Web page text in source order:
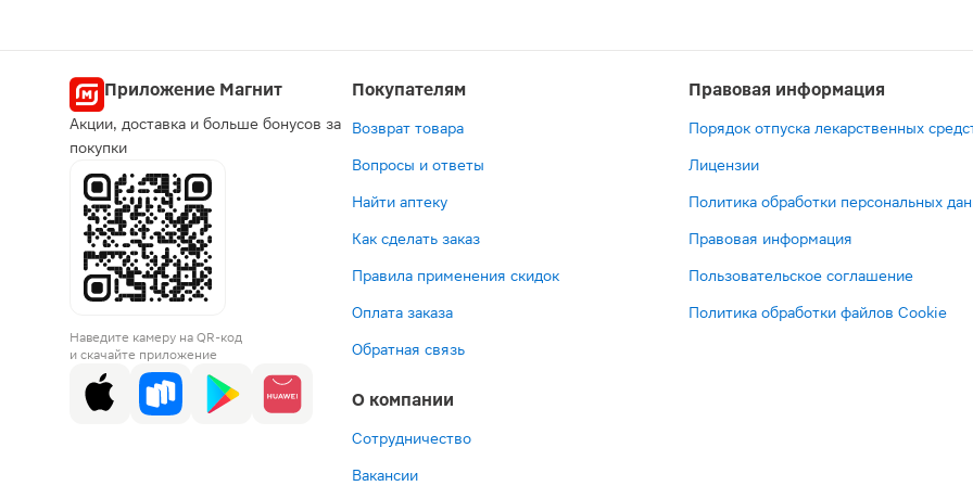
Приложение Магнит
Акции, доставка и больше бонусов за
покупки
Наведите камеру на QR-код
и скачайте приложение
Покупателям
Возврат товара
Вопросы и ответы
Найти аптеку
Как сделать заказ
Правила применения скидок
Оплата заказа
Обратная связь
О компании
Сотрудничество
Вакансии
Правовая информация
Порядок отпуска лекарственных
Лицензии
Политика обработки персональных
Правовая информация
Пользовательское соглашение
Политика обработки файлов Cookie